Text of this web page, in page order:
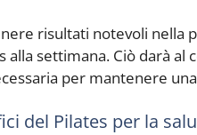
risultati notevoli nella
alla settimana. Ciò darà
per mantenere
del Pilates per la